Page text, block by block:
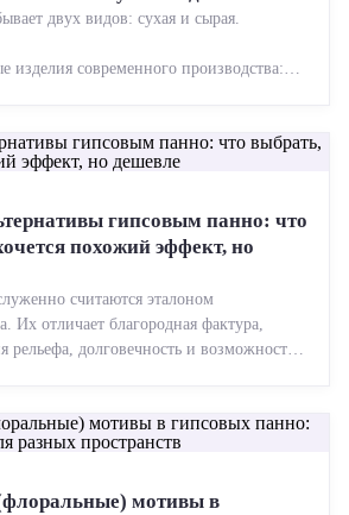
двух видов: сухая и сырая.
изделия современного производства:
гипсовым панно: что
похожий эффект, но
считаются эталоном
Их отличает благородная фактура,
рельефа, долговечность и возможность
мотивы в